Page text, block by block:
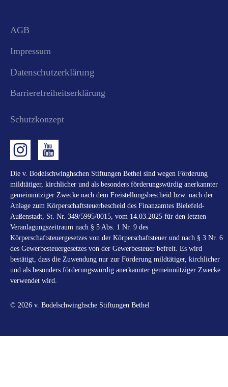
AGB
Impressum
Datenschutzerklärung
Barrierefreiheitserklärung
Schutzkonzept
Die v. Bodelschwinghschen Stiftungen Bethel sind wegen Förderung
mildtätiger, kirchlicher und als besonders förderungswürdig anerkannter
gemeinnütziger Zwecke nach dem Freistellungsbescheid bzw. nach der
Anlage zum Körperschaftsteuerbescheid des Finanzamtes Bielefeld-
Außenstadt, St. Nr. 349/5995/0015, vom 14.03.2025 für den letzten
Veranlagungszeitraum nach § 5 Abs. 1 Nr. 9 des
Körperschaftsteuergesetzes von der Körperschaftsteuer und nach § 3 Nr. 6
des Gewerbesteuergesetzes von der Gewerbesteuer befreit. Es wird
bestätigt, dass die Zuwendung nur zur Förderung mildtätiger, kirchlicher
und als besonders förderungswürdig anerkannter gemeinnütziger Zwecke
verwendet wird.
© 2026 v. Bodelschwinghsche Stiftungen Bethel